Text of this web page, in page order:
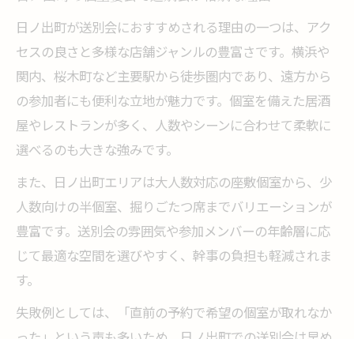
日ノ出町が送別会におすすめされる理由の一つは、アク
セスの良さと多様な店舗ジャンルの豊富さです。横浜や
関内、桜木町など主要駅から徒歩圏内であり、遠方から
の参加者にも便利な立地が魅力です。個室を備えた居酒
屋やレストランが多く、人数やシーンに合わせて柔軟に
選べるのも大きな強みです。
また、日ノ出町エリアは大人数対応の座敷個室から、少
人数向けの半個室、掘りごたつ席までバリエーションが
豊富です。送別会の雰囲気や参加メンバーの年齢層に応
じて最適な空間を選びやすく、幹事の負担も軽減されま
す。
失敗例としては、「直前の予約で希望の個室が取れなか